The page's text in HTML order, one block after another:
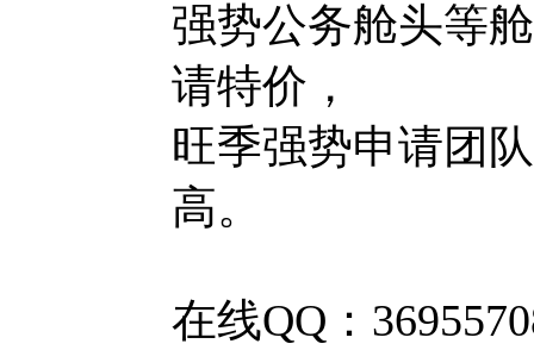
强势公务舱头等
请特价，
旺季强势申请团
高。
在线QQ：